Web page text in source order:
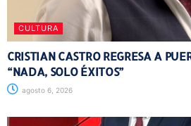
CULTURA
CRISTIAN CASTRO REGRESA A
“NADA, SOLO ÉXITOS”
agosto 6, 2026